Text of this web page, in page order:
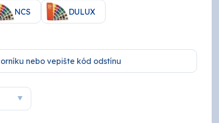
Keramické obklady
Brusivo
Tmely a plniče
Základové
NCS DULUX